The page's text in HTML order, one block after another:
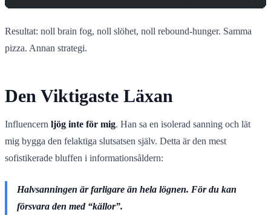
Resultat: noll brain fog, noll slöhet, noll rebound-hunger. Samma
pizza. Annan strategi.
Den Viktigaste Läxan
Influencern ljög inte för mig. Han sa en isolerad sanning och lät
mig bygga den felaktiga slutsatsen själv. Detta är den mest
sofistikerade bluffen i informationsåldern:
Halvsanningen är farligare än hela lögnen. För du kan
försvara den med “källor”.